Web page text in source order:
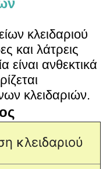
κλειδαριού
και λάτρεις
είναι ανθεκτικά
κλειδαριών.
κλειδαριού